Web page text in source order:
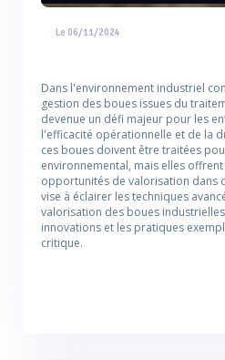
Le 06/11/2024
Dans l'environnement industriel
gestion des boues issues du
devenue un défi majeur pour les
l'efficacité opérationnelle et de la
ces boues doivent être traitées
environnemental, mais elles
opportunités de valorisation dans
vise à éclairer les techniques
valorisation des boues
innovations et les pratiques
critique.